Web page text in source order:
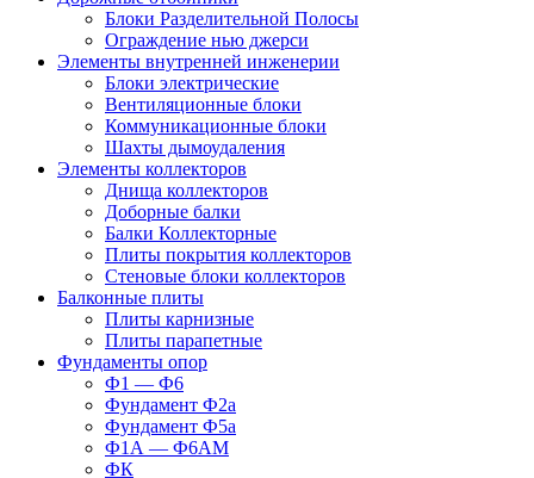
Блоки Разделительной Полосы
Ограждение нью джерси
Элементы внутренней инженерии
Блоки электрические
Вентиляционные блоки
Коммуникационные блоки
Шахты дымоудаления
Элементы коллекторов
Днища коллекторов
Доборные балки
Балки Коллекторные
Плиты покрытия коллекторов
Стеновые блоки коллекторов
Балконные плиты
Плиты карнизные
Плиты парапетные
Фундаменты опор
Ф1 — Ф6
Фундамент Ф2а
Фундамент Ф5а
Ф1А — Ф6АМ
ФК